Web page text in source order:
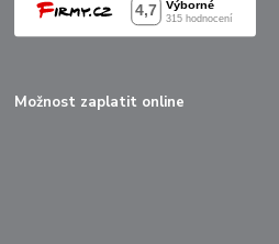
Možnost zaplatit online